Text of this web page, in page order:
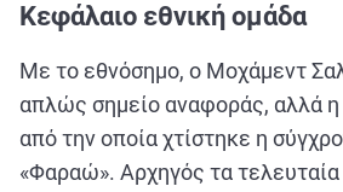
Κεφάλαιο εθνική ομάδα
Με το εθνόσημο, ο Μοχάμεντ
απλώς σημείο αναφοράς, αλλά
από την οποία χτίστηκε η
«Φαραώ». Αρχηγός τα τελευταία